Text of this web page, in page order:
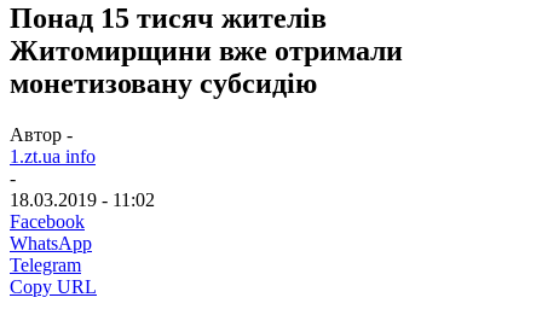
Понад 15 тисяч жителів
Житомирщини вже отримали
монетизовану субсидію
Автор -
1.zt.ua info
-
18.03.2019 - 11:02
Facebook
WhatsApp
Telegram
Copy URL